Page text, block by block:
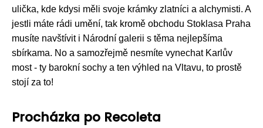
ulička, kde kdysi měli svoje krámky zlatníci a alchymisti. A
jestli máte rádi umění, tak kromě obchodu Stoklasa Praha
musíte navštívit i Národní galerii s těma nejlepšíma
sbírkama. No a samozřejmě nesmíte vynechat Karlův
most - ty barokní sochy a ten výhled na Vltavu, to prostě
stojí za to!
Procházka po Recoleta